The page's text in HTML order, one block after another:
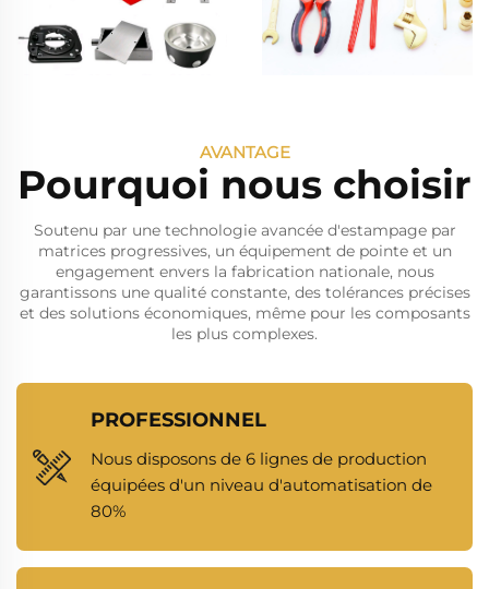
AVANTAGE
Pourquoi nous choisir
Soutenu par une technologie avancée d'estampage par
matrices progressives, un équipement de pointe et un
engagement envers la fabrication nationale, nous
garantissons une qualité constante, des tolérances précises
et des solutions économiques, même pour les composants
les plus complexes.
PROFESSIONNEL
Nous disposons de 6 lignes de production
équipées d'un niveau d'automatisation de
80%